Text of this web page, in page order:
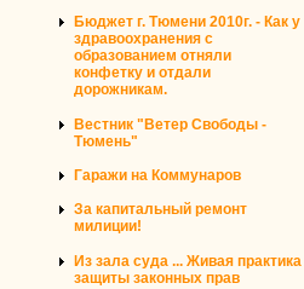
Бюджет г. Тюмени 2010г. - Как у
здравоохранения с
образованием отняли
конфетку и отдали
дорожникам.
Вестник "Ветер Свободы -
Тюмень"
Гаражи на Коммунаров
За капитальный ремонт
милиции!
Из зала суда ... Живая практика
защиты законных прав